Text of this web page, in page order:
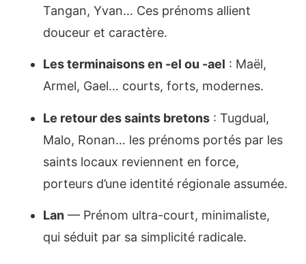
Tangan, Yvan… Ces prénoms allient
douceur et caractère.
Les terminaisons en -el ou -ael : Maël,
Armel, Gael… courts, forts, modernes.
Le retour des saints bretons : Tugdual,
Malo, Ronan… les prénoms portés par les
saints locaux reviennent en force,
porteurs d’une identité régionale assumée.
Lan — Prénom ultra-court, minimaliste,
qui séduit par sa simplicité radicale.